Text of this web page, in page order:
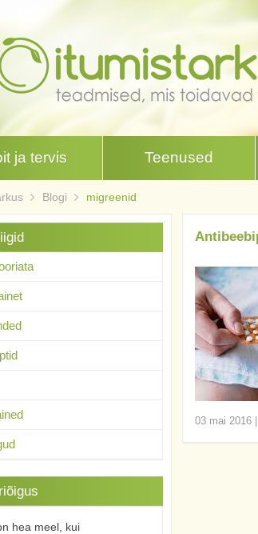
ja tervis Teenused
Blogi migreenid
03 mai 2016|
hea meel, kui